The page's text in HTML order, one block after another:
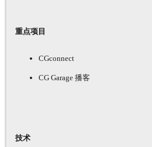
重点项目
CGconnect
CG Garage 播客
技术